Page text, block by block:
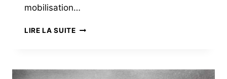
mobilisation…
LIRE LA SUITEL’ENTRÉE
BRETONS,